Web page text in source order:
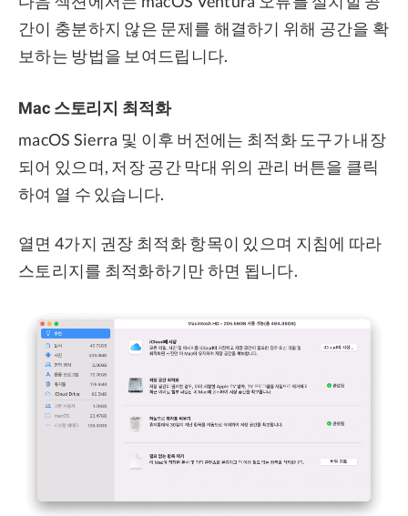
간이 충분하지 않은 문제를 해결하기 위해 공간을 확
보하는 방법을 보여드립니다.
Mac 스토리지 최적화
macOS Sierra 및 이후 버전에는 최적화 도구가 내장
되어 있으며, 저장 공간 막대 위의 관리 버튼을 클릭
하여 열 수 있습니다.
열면 4가지 권장 최적화 항목이 있으며 지침에 따라
스토리지를 최적화하기만 하면 됩니다.